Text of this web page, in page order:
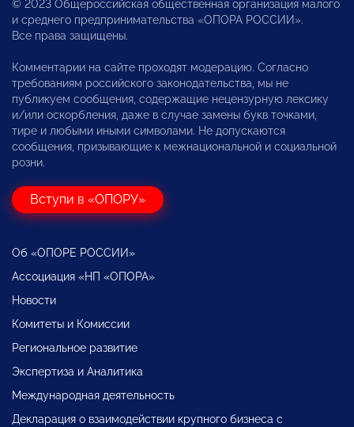
© 2023 Общероссийская общественная организация малого
и среднего предпринимательства «ОПОРА РОССИИ».
Все права защищены.
Комментарии на сайте проходят модерацию. Согласно
требованиям российского законодательства, мы не
публикуем сообщения, содержащие нецензурную лексику
и/или оскорбления, даже в случае замены букв точками,
тире и любыми иными символами. Не допускаются
сообщения, призывающие к межнациональной и социальной
розни.
Вступи в «ОПОРУ»
Об «ОПОРЕ РОССИИ»
Ассоциация «НП «ОПОРА»
Новости
Комитеты и Комиссии
Региональное развитие
Экспертиза и Аналитика
Международная деятельность
Декларация о взаимодействии крупного бизнеса с